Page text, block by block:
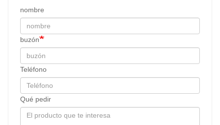
nombre
buzón
Teléfono
Qué pedir